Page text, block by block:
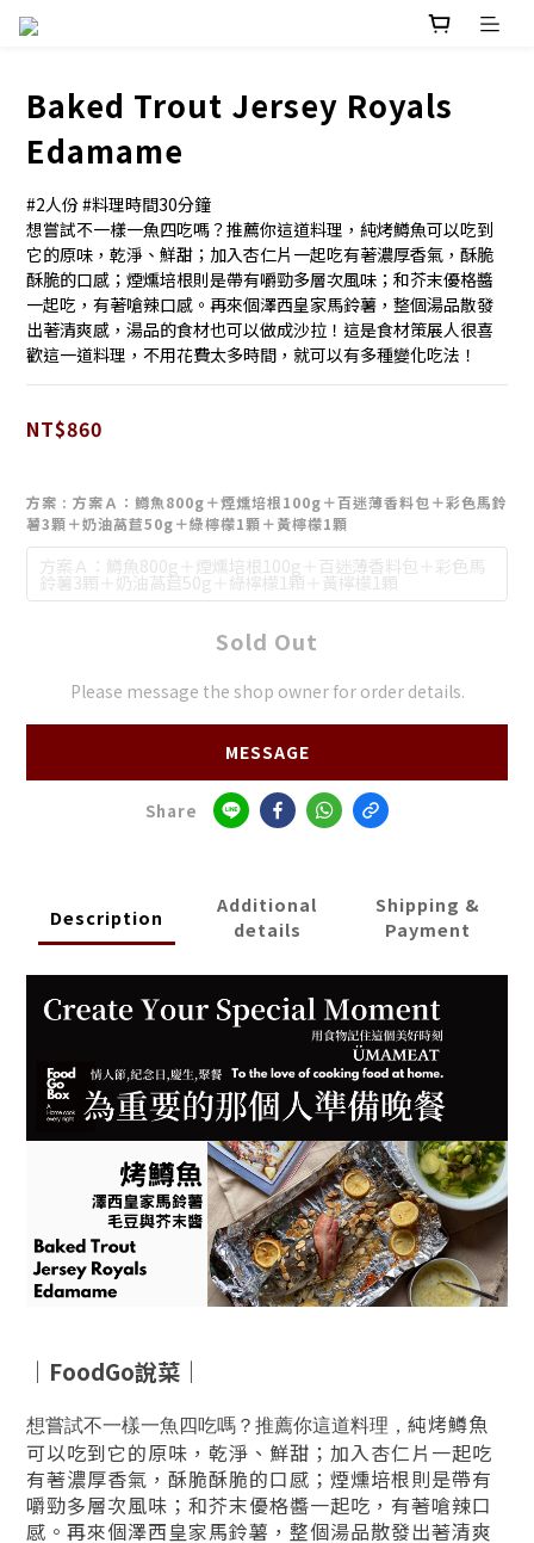
Baked Trout Jersey Royals
Edamame
#2人份 #料理時間30分鐘
想嘗試不一樣一魚四吃嗎？推薦你這道料理，純烤鱒魚可以吃到
它的原味，乾淨、鮮甜；加入杏仁片一起吃有著濃厚香氣，酥脆
酥脆的口感；煙燻培根則是帶有嚼勁多層次風味；和芥末優格醬
一起吃，有著嗆辣口感。再來個澤西皇家馬鈴薯，整個湯品散發
出著清爽感，湯品的食材也可以做成沙拉！這是食材策展人很喜
歡這一道料理，不用花費太多時間，就可以有多種變化吃法！
NT$860
方案 : 方案Ａ：鱒魚800g＋煙燻培根100g＋百迷薄香料包＋彩色馬鈴
薯3顆＋奶油萵苣50g＋綠檸檬1顆＋黃檸檬1顆
方案Ａ：鱒魚800g＋煙燻培根100g＋百迷薄香料包＋彩色馬
鈴薯3顆＋奶油萵苣50g＋綠檸檬1顆＋黃檸檬1顆
Sold Out
Please message the shop owner for order details.
MESSAGE
Share
Description
Additional
details
Shipping &
Payment
｜ FoodGo說菜｜
想嘗試不一樣一魚四吃嗎？推薦你這道料理， 純烤鱒魚
可以吃到它的原味，乾淨、鮮甜；加入杏仁片一起吃
有著濃厚香氣，酥脆酥脆的口感；煙燻培根則是帶有
嚼勁多層次風味；和芥末優格醬一起吃，有著嗆辣口
感。再來個澤西皇家馬鈴薯，整個湯品散發出著清爽